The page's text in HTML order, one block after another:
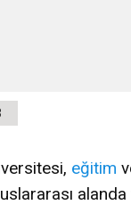
eğitim
alanda